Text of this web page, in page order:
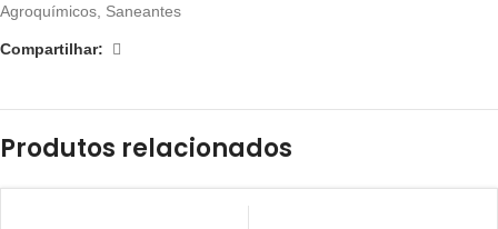
Agroquímicos Saneantes
Compartilhar:
Produtos relacionados